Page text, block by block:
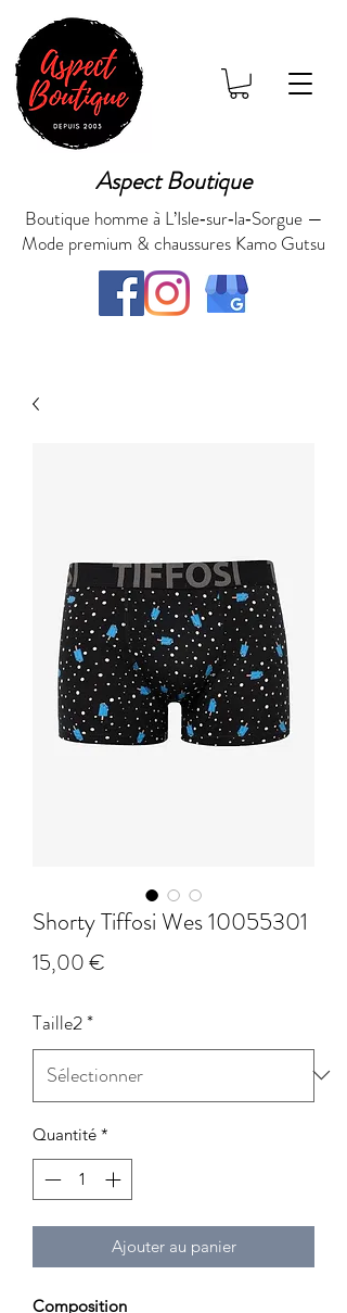
Aspect Boutique
Boutique homme à L’Isle‑sur‑la‑Sorgue —
Mode premium & chaussures Kamo Gutsu
Shorty Tiffosi Wes 10055301
15,00 €
Taille2*
Quantité *
Ajouter au panier
Composition